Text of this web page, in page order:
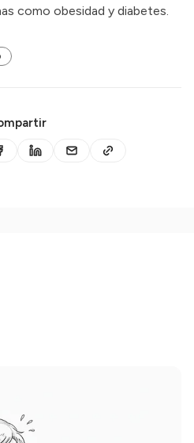
como obesidad y diabetes.